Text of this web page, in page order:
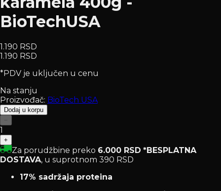
BioTechUSA
1.190 RSD
1.190 RSD
*PDV je uključen u cenu
Na stanju
Proizvođač: BioTech USA
Dodaj u korpu
−
1
+
Za porudžbine preko 6.000 RSD *BESPLATNA
DOSTAVA, u suprotnom 390 RSD
17% sadržaja proteina